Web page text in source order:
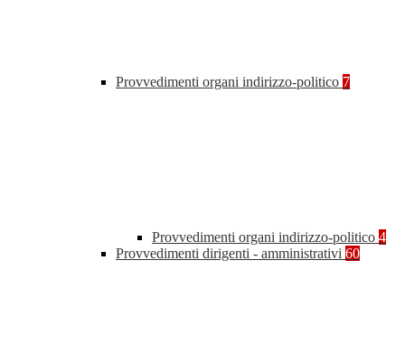
Provvedimenti organi indirizzo-politico 7
Provvedimenti organi indirizzo-politico 4
Provvedimenti dirigenti - amministrativi 60